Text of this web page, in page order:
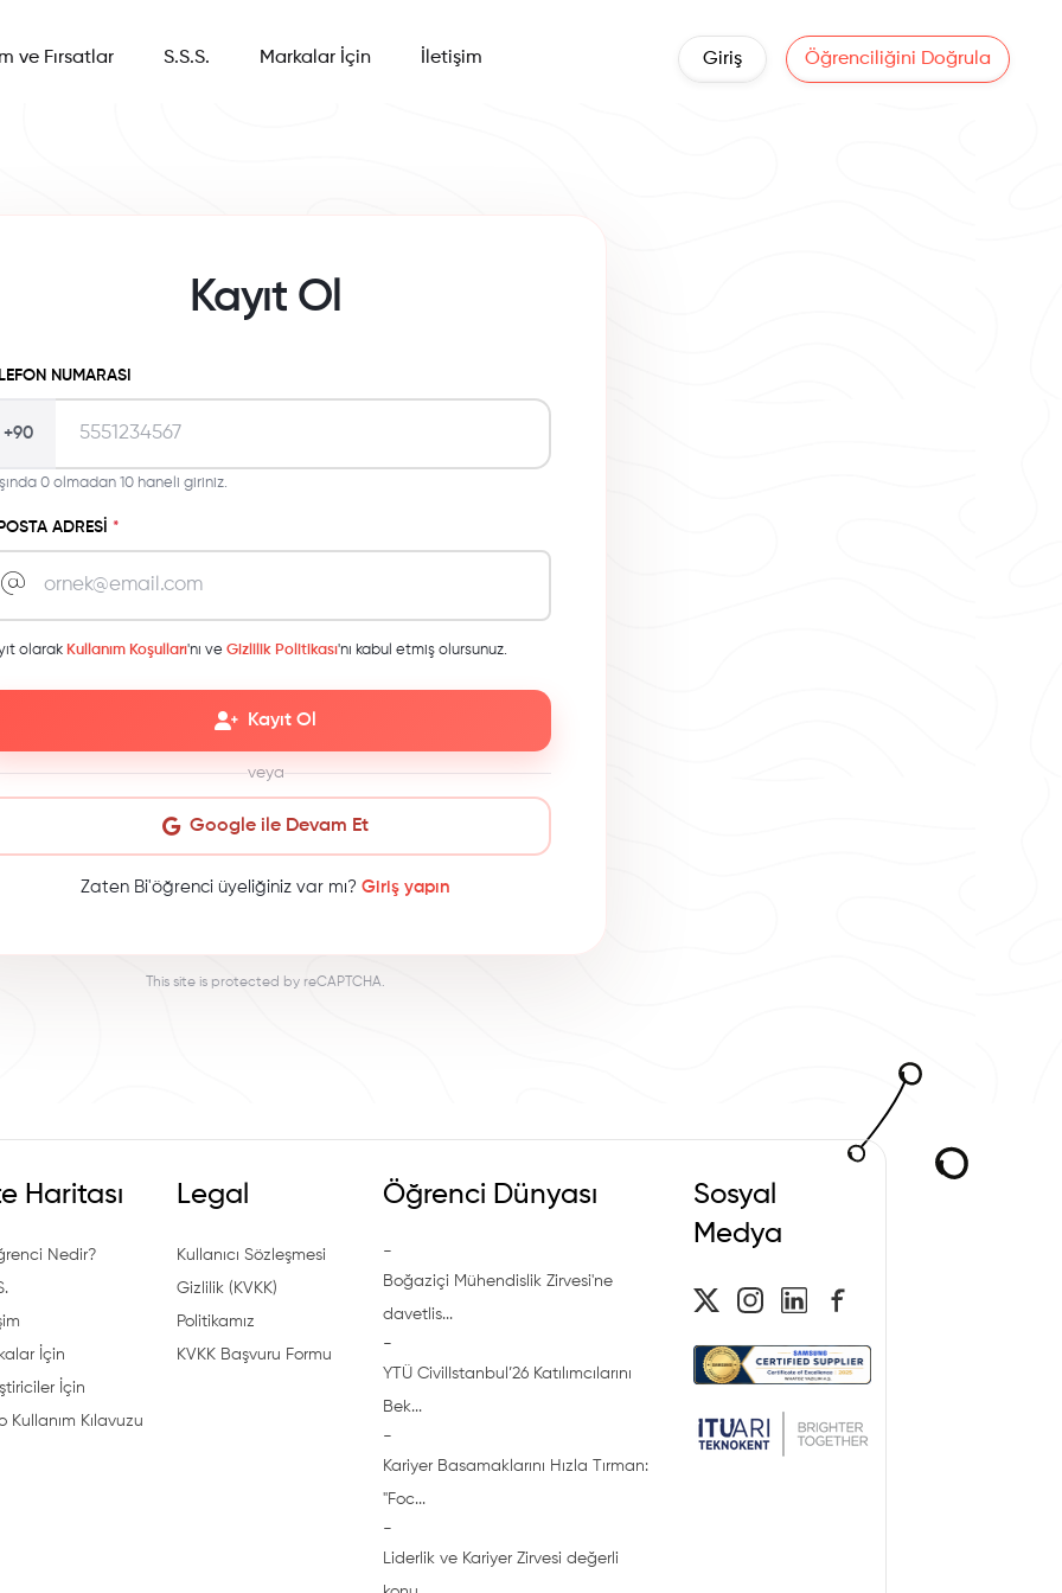
Giriş Öğrenciliğini Doğrula
ve Fırsatlar S.S.S. Markalar İçin İletişim
Kayıt Ol
NUMARASI
+90
0 olmadan 10 haneli giriniz.
ADRESI *
olarak Kullanım Koşulları'nı ve Gizlilik Politikası'nı kabul etmiş olursunuz.
Kayıt Ol
veya
Google ile Devam Et
Zaten Bi'öğrenci üyeliğiniz var mı? Giriş yapın
This site is protected by reCAPTCHA.
Haritası
Nedir?
İçin
İçin
Kullanım Kılavuzu
Legal
Kullanıcı Sözleşmesi
Gizlilik (KVKK)
Politikamız
KVKK Başvuru Formu
Öğrenci Dünyası
-
Boğaziçi Mühendislik Zirvesi'ne
davetlis...
-
YTÜ CivilIstanbul’26 Katılımcılarını
Bek...
-
Kariyer Basamaklarını Hızla Tırman:
"Foc...
-
Liderlik ve Kariyer Zirvesi değerli
Sosyal
Medya